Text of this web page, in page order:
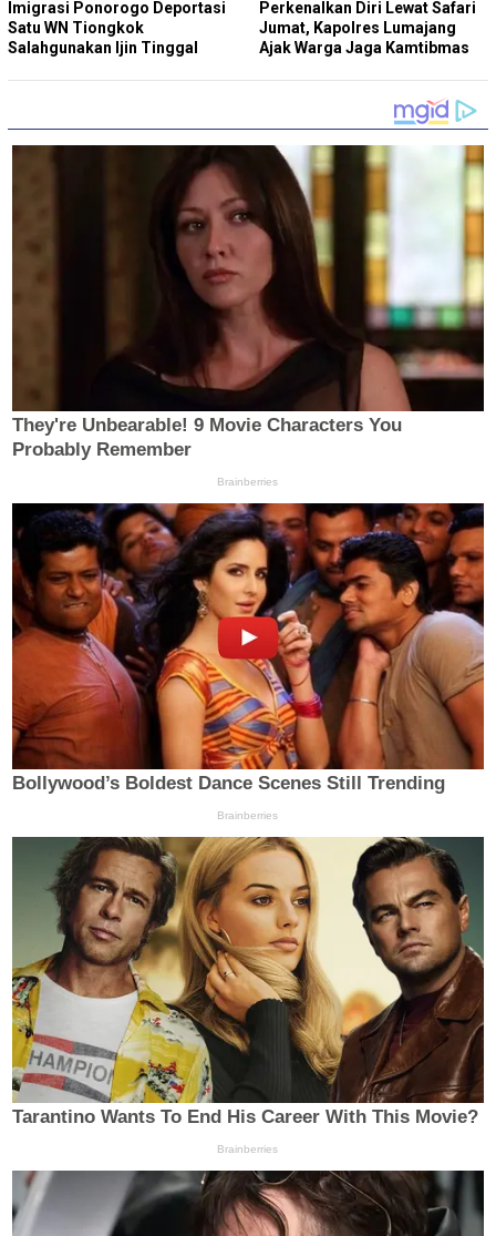
Imigrasi Ponorogo Deportasi
Satu WN Tiongkok
Salahgunakan Ijin Tinggal
Perkenalkan Diri Lewat Safari
Jumat, Kapolres Lumajang
Ajak Warga Jaga Kamtibmas